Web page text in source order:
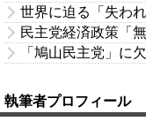
世界に迫る「失わ
民主党経済政策「
「鳩山民主党」に
執筆者プロフィール